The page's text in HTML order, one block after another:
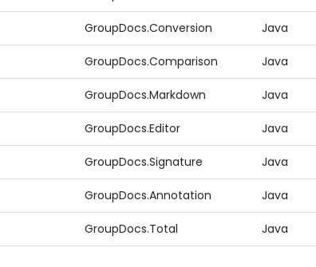
GroupDocs.Conversion Java
GroupDocs.Comparison Java
GroupDocs.Markdown Java
GroupDocs.Editor Java
GroupDocs.Signature Java
GroupDocs.Annotation Java
GroupDocs.Total Java